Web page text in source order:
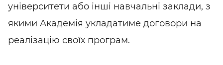
університети або інші навчальні заклади, з
якими Академія укладатиме договори на
реалізацію своїх програм.